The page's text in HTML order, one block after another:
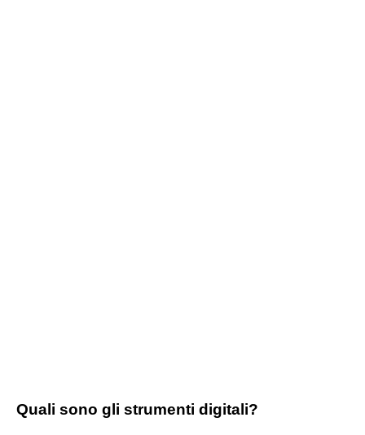
Quali sono gli strumenti digitali?